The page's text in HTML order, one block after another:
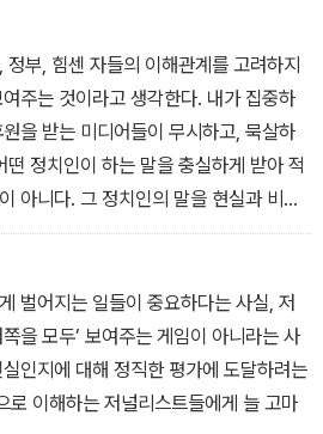
고자 하는 이들이 인구 40만의 지중해
지는 사태들을, 「인도」편은 인도의 빈
의 실상을 담고 있다.
부, 힘센 자들의 이해관계를 고려하지
주는 것이라고 생각한다. 내가 집중하
을 받는 미디어들이 무시하고, 묵살하
정치인이 하는 말을 충실하게 받아 적
아니다. 그 정치인의 말을 현실과 비교
벌어지는 일들이 중요하다는 사실, 저
을 모두’ 보여주는 게임이 아니라는 사
인지에 대해 정직한 평가에 도달하려는
로 이해하는 저널리스트들에게 늘 고마